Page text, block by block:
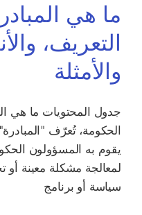
ما هي
التعريف،
والأمثلة
جدول المحتويات ما هي
الحكومة، تُعرّف
يقوم به المسؤولون
لمعالجة مشكلة معينة
سياسة أو برنامج